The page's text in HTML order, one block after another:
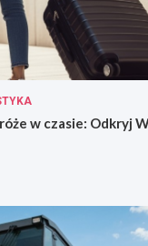
w czasie: Odkryj